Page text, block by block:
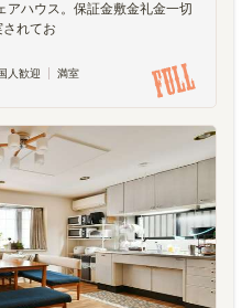
ハウス。保証金敷金礼金一切
れてお
人歓迎 満室